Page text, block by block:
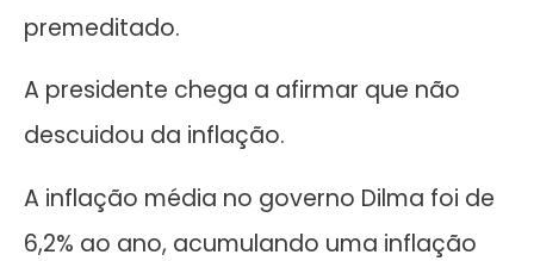
premeditado.
A presidente chega a afirmar que não
descuidou da inflação.
A inflação média no governo Dilma foi de
6,2% ao ano, acumulando uma inflação